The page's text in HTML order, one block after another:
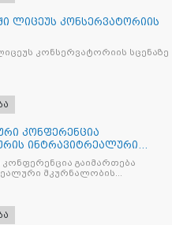
ლიცეუს კონსერვატორიის
კონსერვატორიის სცენაზე
კონფერენცია
ინტრავიტრეალური
გაიმართება
მკურნალობის